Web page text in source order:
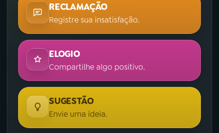
RECLAMAÇÃO
Registre sua insatisfação.
ELOGIO
Compartilhe algo positivo.
SUGESTÃO
Envie uma ideia.